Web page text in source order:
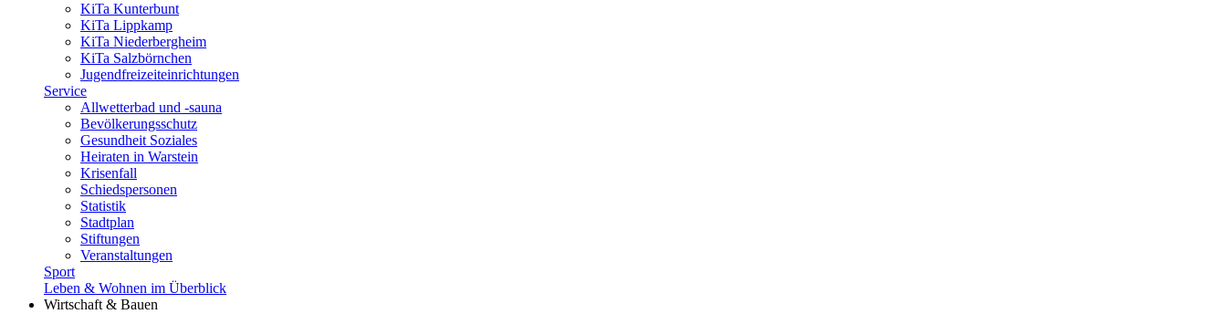
KiTa Kunterbunt
KiTa Lippkamp
KiTa Niederbergheim
KiTa Salzbörnchen
Jugendfreizeiteinrichtungen
Service
Allwetterbad und -sauna
Bevölkerungsschutz
Gesundheit Soziales
Heiraten in Warstein
Krisenfall
Schiedspersonen
Statistik
Stadtplan
Stiftungen
Veranstaltungen
Sport
Leben & Wohnen im Überblick
Wirtschaft & Bauen